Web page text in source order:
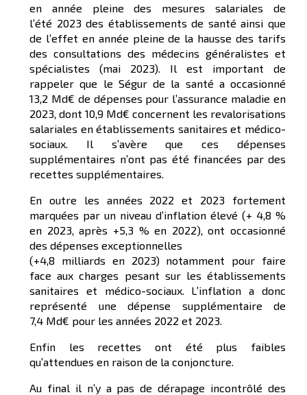
en année pleine des mesures salariales de
l’été 2023 des établissements de santé ainsi que
de l’effet en année pleine de la hausse des tarifs
des consultations des médecins généralistes et
spécialistes (mai 2023). Il est important de
rappeler que le Ségur de la santé a occasionné
13,2 Md€ de dépenses pour l’assurance maladie en
2023, dont 10,9 Md€ concernent les revalorisations
salariales en établissements sanitaires et médico-
sociaux. Il s’avère que ces dépenses
supplémentaires n’ont pas été financées par des
recettes supplémentaires.
En outre les années 2022 et 2023 fortement
marquées par un niveau d’inflation élevé (+ 4,8 %
en 2023, après +5,3 % en 2022), ont occasionné
des dépenses exceptionnelles
(+4,8 milliards en 2023) notamment pour faire
face aux charges pesant sur les établissements
sanitaires et médico-sociaux. L’inflation a donc
représenté une dépense supplémentaire de
7,4 Md€ pour les années 2022 et 2023.
Enfin les recettes ont été plus faibles
qu’attendues en raison de la conjoncture.
Au final il n’y a pas de dérapage incontrôlé des